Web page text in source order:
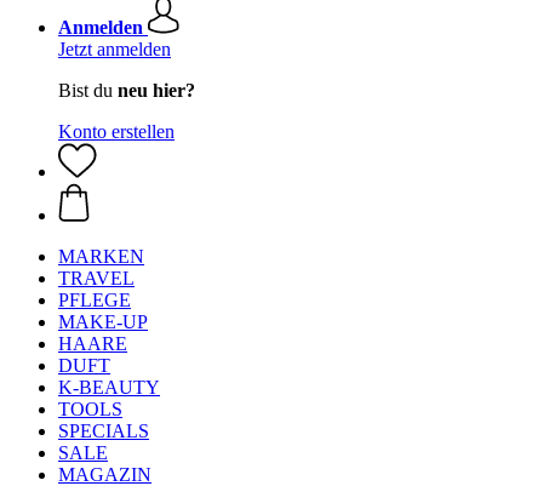
Anmelden
Jetzt anmelden
Bist du neu hier?
Konto erstellen
MARKEN
TRAVEL
PFLEGE
MAKE-UP
HAARE
DUFT
K-BEAUTY
TOOLS
SPECIALS
SALE
MAGAZIN